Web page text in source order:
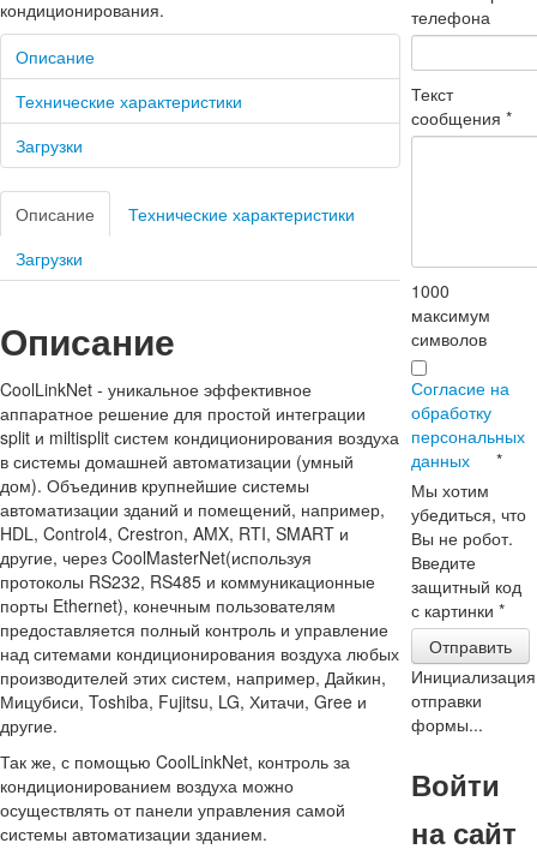
кондиционирования.
Описание
Технические характеристики
Загрузки
Описание
Технические характеристики
Загрузки
Описание
CoolLinkNet - уникальное эффективное
аппаратное решение для простой интеграции
split и miltisplit систем кондиционирования воздуха
в системы домашней автоматизации (умный
дом). Объединив крупнейшие системы
автоматизации зданий и помещений, например,
HDL, Control4, Crestron, AMX, RTI, SMART и
другие, через CoolMasterNet(используя
протоколы RS232, RS485 и коммуникационные
порты Ethernet), конечным пользователям
предоставляется полный контроль и управление
над ситемами кондиционирования воздуха любых
производителей этих систем, например, Дайкин,
Мицубиси, Toshiba, Fujitsu, LG, Хитачи, Gree и
другие.
Так же, с помощью CoolLinkNet, контроль за
кондиционированием воздуха можно
осуществлять от панели управления самой
системы автоматизации зданием.
телефона
Текст
сообщения*
1000
максимум
символов
Согласие на
обработку
персональных
данных
*
Мы хотим
убедиться, что
Вы не робот.
Введите
защитный код
с картинки*
Отправить
Инициализация
отправки
формы...
Войти
на сайт